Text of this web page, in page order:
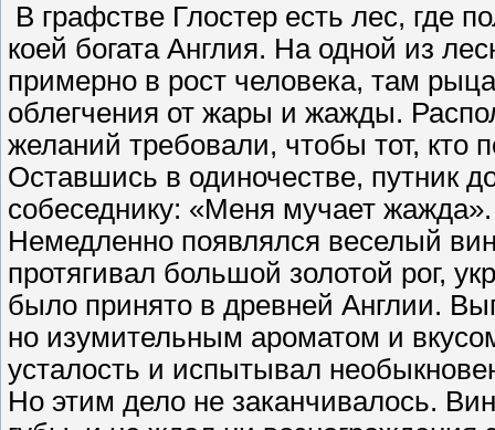
В графстве Глостер есть лес, где
коей богата Англия. На одной из
примерно в рост человека, там
облегчения от жары и жажды.
желаний требовали, чтобы тот, кто
Оставшись в одиночестве, путник
собеседнику: «Меня мучает
Немедленно появлялся веселый
протягивал большой золотой рог,
было принято в древней Англии.
но изумительным ароматом и
усталость и испытывал
Но этим дело не заканчивалось.